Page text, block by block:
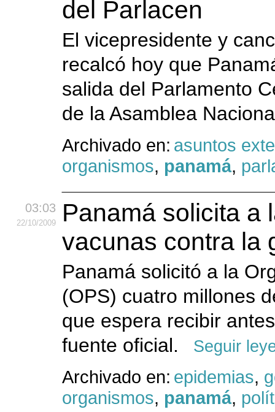
del Parlacen
El vicepresidente y
recalcó hoy que
salida del Parlamento
de la Asamblea
Archivado en: asuntos
organismos, panamá,
03:03
22/10/2009
Panamá solicita a
vacunas contra la
Panamá solicitó a la
(OPS) cuatro millones
que espera recibir
fuente oficial.
Seguir
Archivado en: epidemias,
organismos, panamá,